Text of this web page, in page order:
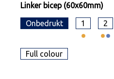
Linker bicep (60x60mm)
Onbedrukt 1 2
Full colour